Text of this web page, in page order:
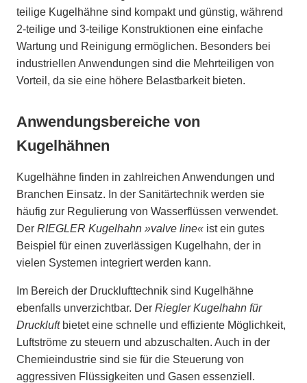
teilige Kugelhähne sind kompakt und günstig, während
2-teilige und 3-teilige Konstruktionen eine einfache
Wartung und Reinigung ermöglichen. Besonders bei
industriellen Anwendungen sind die Mehrteiligen von
Vorteil, da sie eine höhere Belastbarkeit bieten.
Anwendungsbereiche von
Kugelhähnen
Kugelhähne finden in zahlreichen Anwendungen und
Branchen Einsatz. In der Sanitärtechnik werden sie
häufig zur Regulierung von Wasserflüssen verwendet.
Der RIEGLER Kugelhahn »valve line« ist ein gutes
Beispiel für einen zuverlässigen Kugelhahn, der in
vielen Systemen integriert werden kann.
Im Bereich der Drucklufttechnik sind Kugelhähne
ebenfalls unverzichtbar. Der Riegler Kugelhahn für
Druckluftbietet eine schnelle und effiziente Möglichkeit,
Luftströme zu steuern und abzuschalten. Auch in der
Chemieindustrie sind sie für die Steuerung von
aggressiven Flüssigkeiten und Gasen essenziell.